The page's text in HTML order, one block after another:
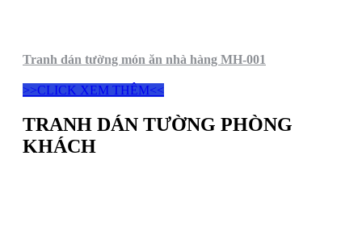
Tranh dán tường món ăn nhà hàng MH-001
>>CLICK XEM THÊM<<
TRANH DÁN TƯỜNG PHÒNG
KHÁCH